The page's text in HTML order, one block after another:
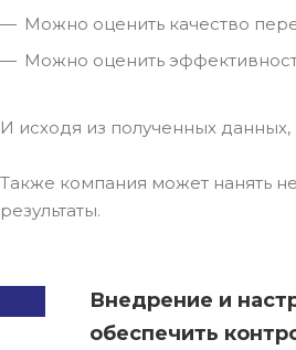
Можно оценить качество
Можно оценить
И исходя из полученных
Также компания может нанять
результаты.
Внедрение и
обеспечить